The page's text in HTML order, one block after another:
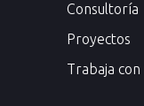
Consultoría
Proyectos
Trabaja